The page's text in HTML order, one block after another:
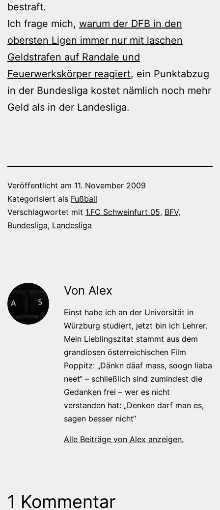
bestraft.
Ich frage mich, warum der DFB in den
obersten Ligen immer nur mit laschen
Geldstrafen auf Randale und
Feuerwerkskörper reagiert, ein Punktabzug
in der Bundesliga kostet nämlich noch mehr
Geld als in der Landesliga.
Veröffentlicht am 11. November 2009
Kategorisiert als Fußball
Verschlagwortet mit 1.FC Schweinfurt 05, BFV,
Bundesliga, Landesliga
Von Alex
Einst habe ich an der Universität in
Würzburg studiert, jetzt bin ich Lehrer.
Mein Lieblingszitat stammt aus dem
grandiosen österreichischen Film
Poppitz: „Dänkn däaf mass, soogn liaba
neet“ – schließlich sind zumindest die
Gedanken frei – wer es nicht
verstanden hat: „Denken darf man es,
sagen besser nicht“
Alle Beiträge von Alex anzeigen.
1 Kommentar